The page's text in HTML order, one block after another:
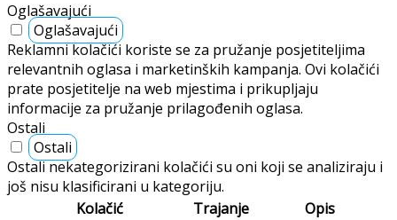
Oglašavajući
Oglašavajući
Reklamni kolačići koriste se za pružanje posjetiteljima
relevantnih oglasa i marketinških kampanja. Ovi kolačići
prate posjetitelje na web mjestima i prikupljaju
informacije za pružanje prilagođenih oglasa.
Ostali
Ostali
Ostali nekategorizirani kolačići su oni koji se analiziraju i
još nisu klasificirani u kategoriju.
Kolačić
Trajanje Opis